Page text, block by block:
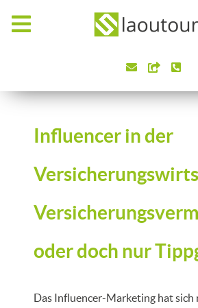
Influencer in der
oder doch nur
Das Influencer-Marketing hat